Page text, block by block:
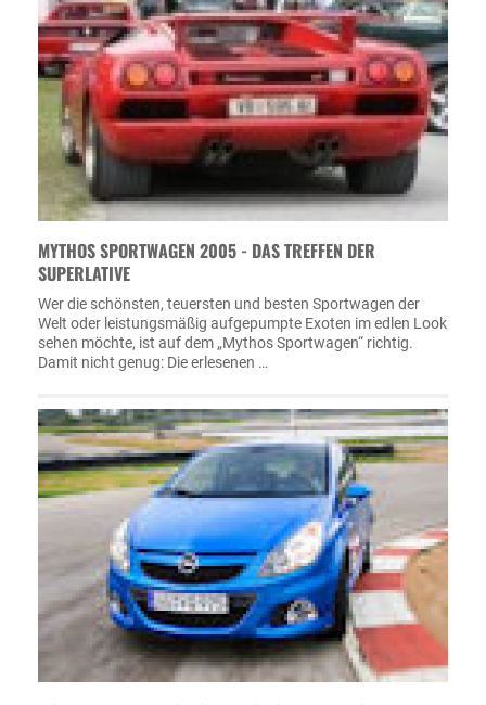
MYTHOS SPORTWAGEN 2005 - DAS TREFFEN DER
SUPERLATIVE
Wer die schönsten, teuersten und besten Sportwagen der
Welt oder leistungsmäßig aufgepumpte Exoten im edlen Look
sehen möchte, ist auf dem „Mythos Sportwagen“ richtig.
Damit nicht genug: Die erlesenen …